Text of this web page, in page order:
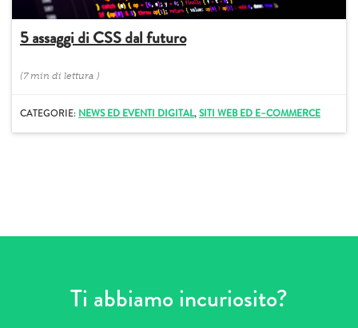
5 assaggi di CSS dal futuro
(7 min di lettura )
CATEGORIE: NEWS ED EVENTI DIGITAL,SITI WEB ED E–COMMERCE
Ti abbiamo incuriosito?